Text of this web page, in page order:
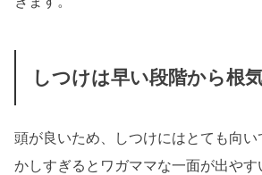
しつけは早い段階から根
頭が良いため、しつけにはとても向
かしすぎるとワガママな一面が出やす